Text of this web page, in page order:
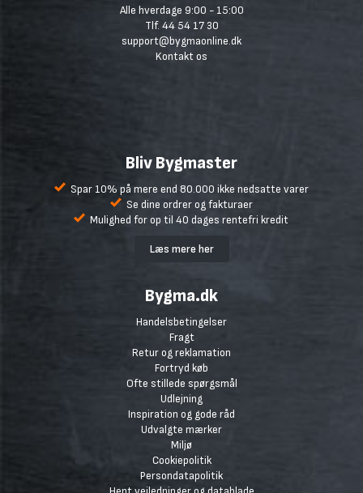
Alle hverdage 9:00 - 15:00
Tlf. 44 54 17 30
support@bygmaonline.dk
Kontakt os
Bliv Bygmaster
Spar 10% på mere end 80.000 ikke nedsatte varer
Se dine ordrer og fakturaer
Mulighed for op til 40 dages rentefri kredit
Læs mere her
Bygma.dk
Handelsbetingelser
Fragt
Retur og reklamation
Fortryd køb
Ofte stillede spørgsmål
Udlejning
Inspiration og gode råd
Udvalgte mærker
Miljø
Cookiepolitik
Persondatapolitik